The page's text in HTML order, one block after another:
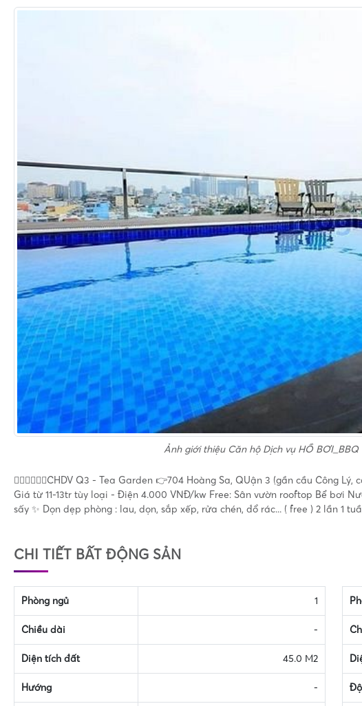
Ảnh giới thiệu Căn hộ Dịch vụ HỒ
🙋🏻‍♀️🙋🏻‍♀️CHDV Q3 - Tea Garden 👉704 Hoàng Sa, QUận 3 (gần cầu Công
Giá từ 11-13tr tùy loại - Điện 4.000 VNĐ/kw Free: Sân vườn rooftop Bể bơi
sấy ✨ Dọn dẹp phòng : lau, dọn, sắp xếp, rửa chén, đổ rác... ( free ) 2 lần 1
CHI TIẾT BẤT ĐỘNG SẢN
Phòng ngủ 1
Chiều dài -
Diện tích đất 45.0 M2
Hướng -